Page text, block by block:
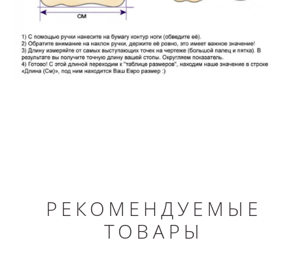
РЕКОМЕНДУЕМЫЕ
ТОВАРЫ